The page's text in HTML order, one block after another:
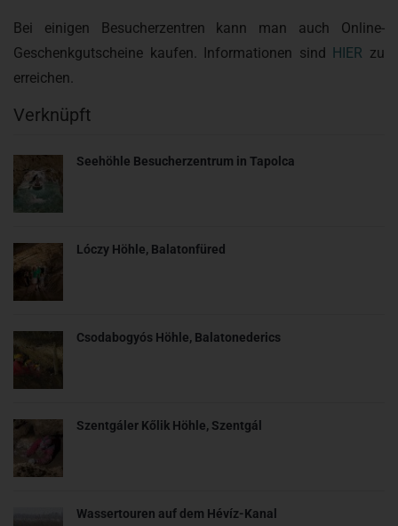
Bei einigen Besucherzentren kann man auch Online-
Geschenkgutscheine kaufen. Informationen sind
HIER zu
erreichen.
Verknüpft
Seehöhle Besucherzentrum in Tapolca
Lóczy Höhle, Balatonfüred
Csodabogyós Höhle, Balatonederics
Szentgáler Kőlik Höhle, Szentgál
Wassertouren auf dem Hévíz-Kanal